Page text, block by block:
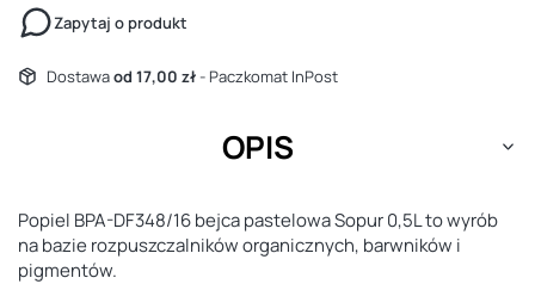
Zapytaj o produkt
Dostawaod 17,00 zł- Paczkomat InPost
OPIS
Popiel BPA-DF348/16 bejca pastelowa Sopur 0,5L to wyrób
na bazie rozpuszczalników organicznych, barwników i
pigmentów.